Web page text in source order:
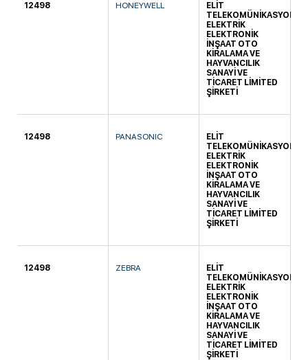
12498 HONEYWELL
ELİT
TELEKOMÜNİKASYON
ELEKTRİK
ELEKTRONİK
İNŞAAT OTO
KİRALAMA VE
HAYVANCILIK
SANAYİ VE
TİCARET LİMİTED
ŞİRKETİ
12498 PANASONIC
ELİT
TELEKOMÜNİKASYON
ELEKTRİK
ELEKTRONİK
İNŞAAT OTO
KİRALAMA VE
HAYVANCILIK
SANAYİ VE
TİCARET LİMİTED
ŞİRKETİ
12498 ZEBRA
ELİT
TELEKOMÜNİKASYON
ELEKTRİK
ELEKTRONİK
İNŞAAT OTO
KİRALAMA VE
HAYVANCILIK
SANAYİ VE
TİCARET LİMİTED
ŞİRKETİ